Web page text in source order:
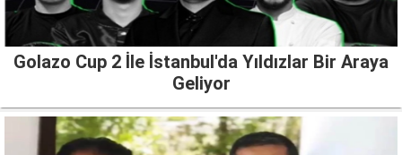
Golazo Cup 2 İle İstanbul'da Yıldızlar Bir Araya
Geliyor